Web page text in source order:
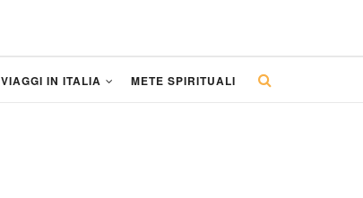
VIAGGI IN ITALIA METE SPIRITUALI